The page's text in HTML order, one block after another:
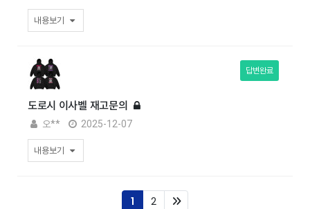
내용보기
도로시 이사벨 재고문의
답변완료
오** 2025-12-07
내용보기
1 2